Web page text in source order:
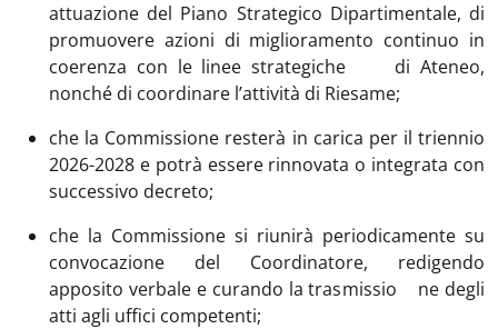
attuazione del Piano Strategico Dipartimentale, di
promuovere azioni di miglioramento continuo in
coerenza con le linee strategiche di Ateneo,
nonché di coordinare l’attività di Riesame;
che la Commissione resterà in carica per il triennio
2026-2028 e potrà essere rinnovata o integrata con
successivo decreto;
che la Commissione si riunirà periodicamente su
convocazione del Coordinatore, redigendo
apposito verbale e curando la trasmissio ne degli
atti agli uffici competenti;